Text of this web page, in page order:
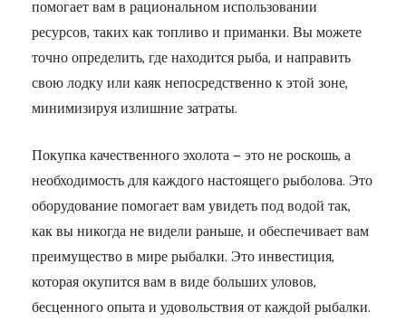
помогает вам в рациональном использовании
ресурсов, таких как топливо и приманки. Вы можете
точно определить, где находится рыба, и направить
свою лодку или каяк непосредственно к этой зоне,
минимизируя излишние затраты.
Покупка качественного эхолота — это не роскошь, а
необходимость для каждого настоящего рыболова. Это
оборудование помогает вам увидеть под водой так,
как вы никогда не видели раньше, и обеспечивает вам
преимущество в мире рыбалки. Это инвестиция,
которая окупится вам в виде больших уловов,
бесценного опыта и удовольствия от каждой рыбалки.